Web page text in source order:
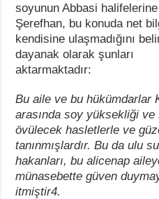
soyunun Abbasi halifelerine
Şerefhan, bu konuda net
kendisine ulaşmadığını
dayanak olarak şunları
aktarmaktadır:
Bu aile ve bu hükümdarlar
arasında soy yüksekliği
övülecek hasletlerle ve
tanınmışlardır. Bu da ulu
hakanları, bu alicenap
münasebette güven
itmiştir4.